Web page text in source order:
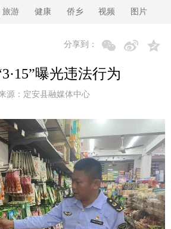
旅游 健康 侨乡 视频 图片
分享到：
曝光违法行为
源： 定安县融媒体中心